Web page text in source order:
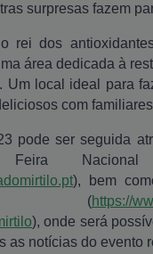
surpresas fazem
rei dos
área dedicada à
Um local ideal para
com
pode ser seguida
), bem
(https://
), onde será
as notícias do evento